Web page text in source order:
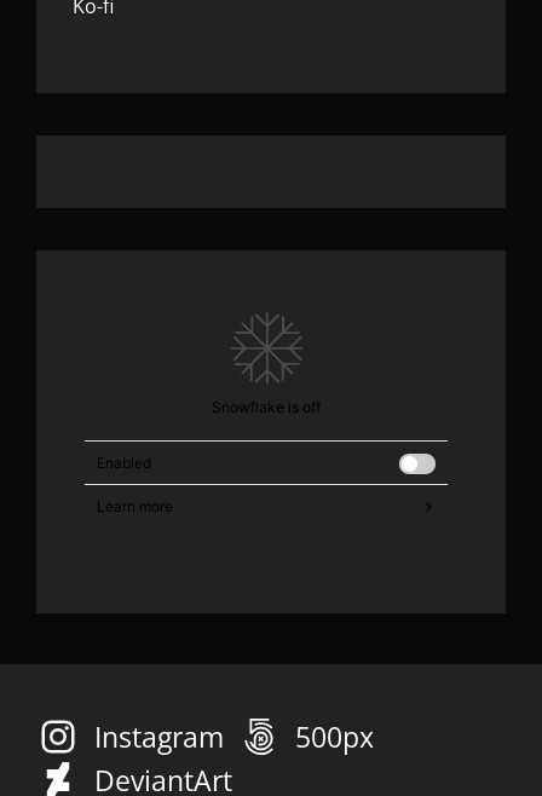
Ko-fi
Instagram
500px
DeviantArt